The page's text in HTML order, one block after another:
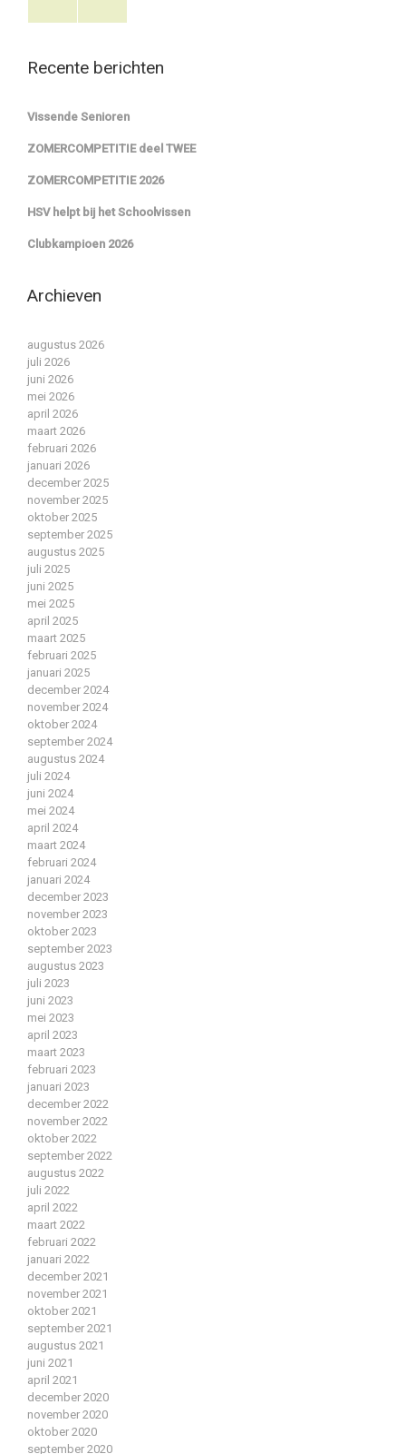
Recente berichten
Vissende Senioren
ZOMERCOMPETITIE deel TWEE
ZOMERCOMPETITIE 2026
HSV helpt bij het Schoolvissen
Clubkampioen 2026
Archieven
augustus 2026
juli 2026
juni 2026
mei 2026
april 2026
maart 2026
februari 2026
januari 2026
december 2025
november 2025
oktober 2025
september 2025
augustus 2025
juli 2025
juni 2025
mei 2025
april 2025
maart 2025
februari 2025
januari 2025
december 2024
november 2024
oktober 2024
september 2024
augustus 2024
juli 2024
juni 2024
mei 2024
april 2024
maart 2024
februari 2024
januari 2024
december 2023
november 2023
oktober 2023
september 2023
augustus 2023
juli 2023
juni 2023
mei 2023
april 2023
maart 2023
februari 2023
januari 2023
december 2022
november 2022
oktober 2022
september 2022
augustus 2022
juli 2022
april 2022
maart 2022
februari 2022
januari 2022
december 2021
november 2021
oktober 2021
september 2021
augustus 2021
juni 2021
april 2021
december 2020
november 2020
oktober 2020
september 2020